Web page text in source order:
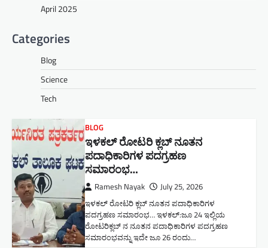
April 2025
Categories
Blog
Science
Tech
BLOG
ಇಳಕಲ್ ರೋಟರಿ ಕ್ಲಬ್ ನೂತನ‌
ಪದಾಧಿಕಾರಿಗಳ ಪದಗ್ರಹಣ
ಸಮಾರಂಭ…
Ramesh Nayak July 25, 2026
ಇಳಕಲ್ ರೋಟರಿ ಕ್ಲಬ್ ನೂತನ‌ ಪದಾಧಿಕಾರಿಗಳ
ಪದಗ್ರಹಣ ಸಮಾರಂಭ… ಇಳಕಲ್:ಜೂ 24 ಇಲ್ಲಿಯ
ರೋಟರಿಕ್ಲಬ್ ನ ನೂತನ ಪದಾಧಿಕಾರಿಗಳ ಪದಗ್ರಹಣ
ಸಮಾರಂಭವನ್ನು ಇದೇ ಜೂ 26 ರಂದು…